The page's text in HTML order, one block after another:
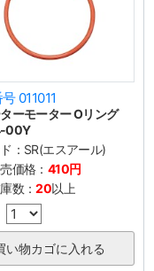
011011
ーモーター Oリング
00Y
： SR(エスアール)
価格： 410円
数：20以上